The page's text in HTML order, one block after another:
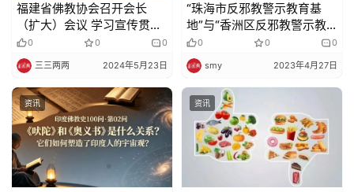
福建省佛教协会召开会长
（扩大）会议 学习宣传贯彻
爱国主义教育法 强调落实全
面从严治教
0 0 0
三三两两 2024年5月23日
“珠海市反邪教警示教育基
地”与“香洲区反邪教警示教
育基地”授牌仪式于普陀寺隆
重举行
0 0 0
smy 2023年4月27日
资讯 资讯